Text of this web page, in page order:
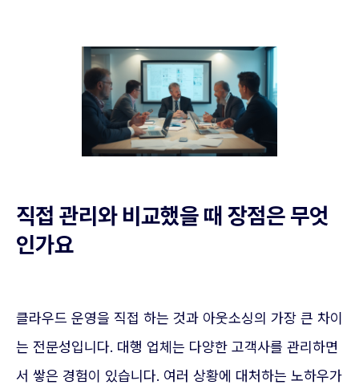
직접 관리와 비교했을 때 장점은 무엇
인가요
클라우드 운영을 직접 하는 것과 아웃소싱의 가장 큰 차이
는 전문성입니다. 대행 업체는 다양한 고객사를 관리하면
서 쌓은 경험이 있습니다. 여러 상황에 대처하는 노하우가